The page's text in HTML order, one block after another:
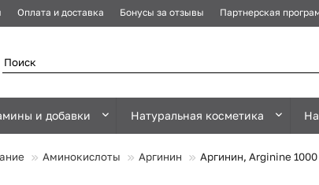
Оплата и доставка Бонусы за отзывы Партнерская
и добавки Натуральная косметика
Аминокислоты Аргинин Аргинин, Arginine 1000